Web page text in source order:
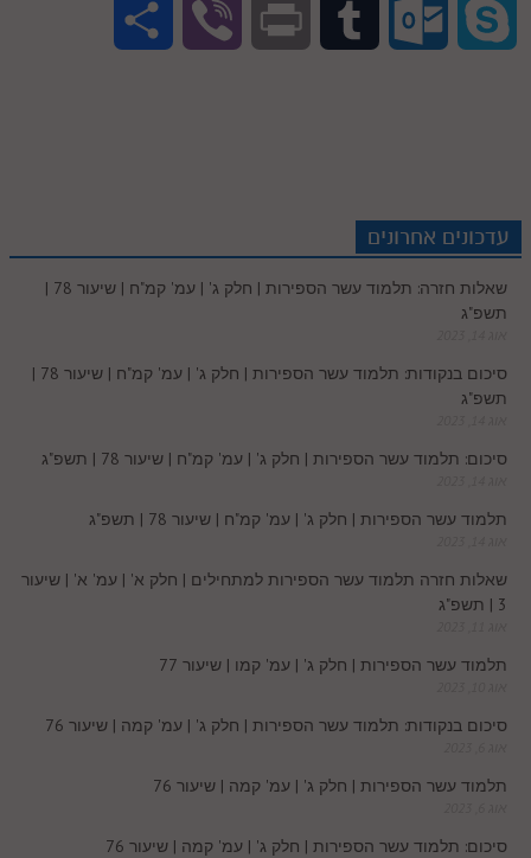
A
p
o
o
r
e
I
e
o
k
l
t
r
e
עדכונים אחרונים
שאלות חזרה: תלמוד עשר הספירות | חלק ג' | עמ' קמ"ח | שיעור 78 |
תשפ"ג
סיכום בנקודות: תלמוד עשר הספירות | חלק ג' | עמ' קמ"ח | שיעור 78 |
תשפ"ג
סיכום: תלמוד עשר הספירות | חלק ג' | עמ' קמ"ח | שיעור 78 | תשפ"ג
תלמוד עשר הספירות | חלק ג' | עמ' קמ"ח | שיעור 78 | תשפ"ג
שאלות חזרה תלמוד עשר הספירות למתחילים | חלק א' | עמ' א' | שיעור
3 | תשפ"ג
תלמוד עשר הספירות | חלק ג' | עמ' קמו | שיעור 77
סיכום בנקודות: תלמוד עשר הספירות | חלק ג' | עמ' קמה | שיעור 76
תלמוד עשר הספירות | חלק ג' | עמ' קמה | שיעור 76
סיכום: תלמוד עשר הספירות | חלק ג' | עמ' קמה | שיעור 76